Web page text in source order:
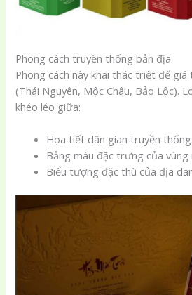
Phong cách truyền thống bản địa
Phong cách này khai thác triệt để
(Thái Nguyên, Mộc Châu, Bảo Lộc).
khéo léo giữa:
Họa tiết dân gian truyền thống.
Bảng màu đặc trưng của vùng
Biểu tượng đặc thù của địa